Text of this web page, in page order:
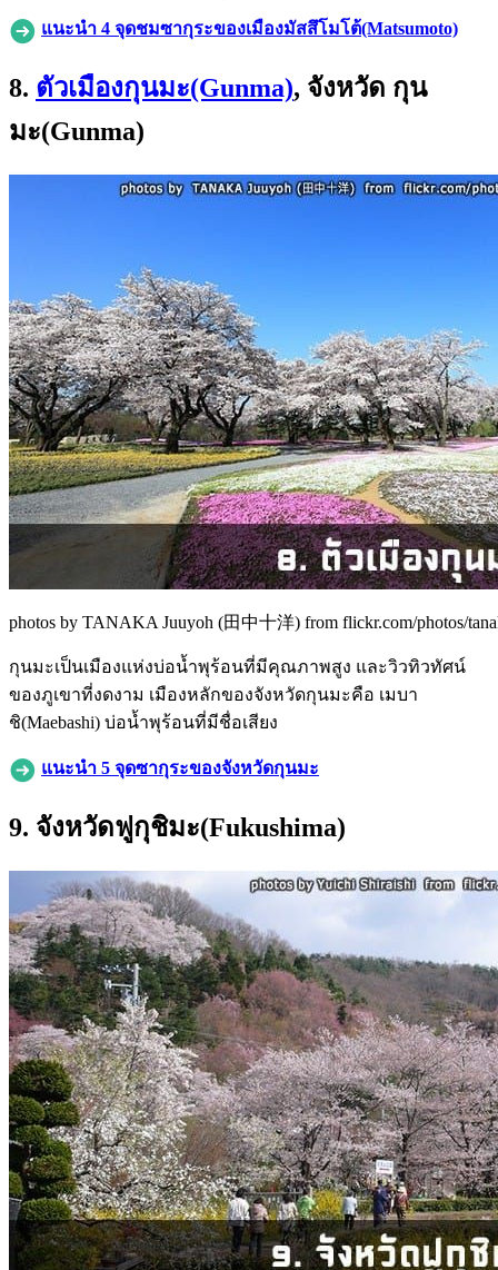
แนะนำ 4 จุดชมซากุระของเมืองมัสสึโมโต้(Matsumoto)
8. ตัวเมืองกุนมะ(Gunma), จังหวัด กุน
มะ(Gunma)
photos by TANAKA Juuyoh (田中十洋) from flickr.com/photos/
กุนมะเป็นเมืองแห่งบ่อน้ำพุร้อนที่มีคุณภาพสูง และวิวทิวทัศน์
ของภูเขาที่งดงาม เมืองหลักของจังหวัดกุนมะคือ เมบา
ชิ(Maebashi) บ่อน้ำพุร้อนที่มีชื่อเสียง
แนะนำ 5 จุดซากุระของจังหวัดกุนมะ
9. จังหวัดฟูกุชิมะ(Fukushima)